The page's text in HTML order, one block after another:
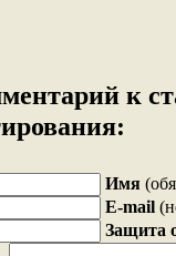
к
Имя
E-mail
Защита